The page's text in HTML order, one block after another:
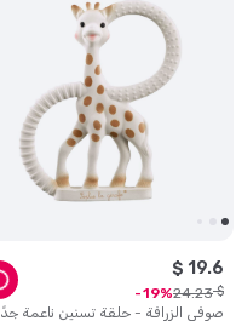
صوفي الزرافة - حلقة تسنين ناعمة جدًا
$ 19.6
$
24.23
19